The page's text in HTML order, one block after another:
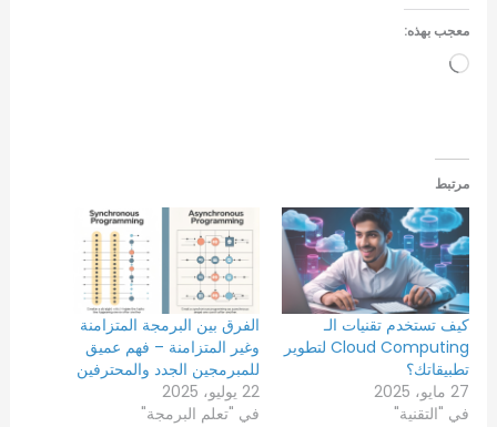
معجب بهذه:
جاري
مرتبط
كيف تستخدم تقنيات الـ
Cloud Computing لتطوير
تطبيقاتك؟
27 مايو، 2025
في "التقنية"
الفرق بين البرمجة المتزامنة
وغير المتزامنة – فهم عميق
للمبرمجين الجدد والمحترفين
22 يوليو، 2025
في "تعلم البرمجة"